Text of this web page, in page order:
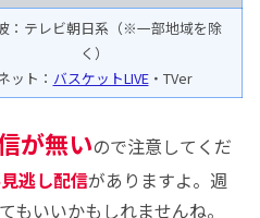
：テレビ朝日系（※一部地域を除
く）
ット： バスケットLIVE・TVer
が無いので注意してくだ
逃し配信がありますよ。週
もいいかもしれませんね。